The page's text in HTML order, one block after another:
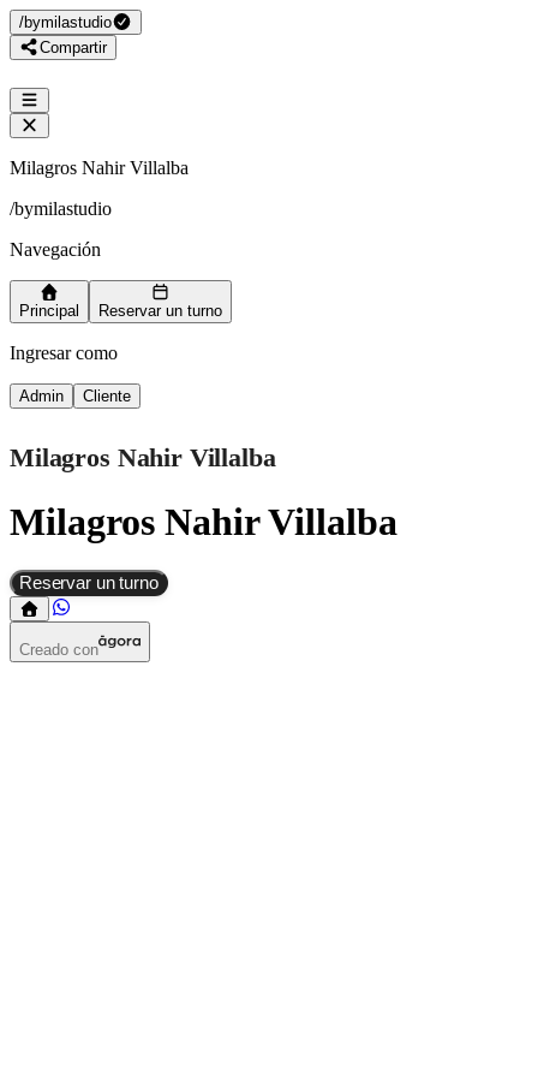
/bymilastudio
Compartir
Milagros Nahir Villalba
/bymilastudio
Navegación
Principal Reservar un turno
Ingresar como
Admin Cliente
Milagros Nahir Villalba
Milagros Nahir Villalba
Reservar un turno
Creado con